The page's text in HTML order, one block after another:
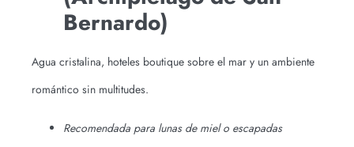
Bernardo)
Agua cristalina, hoteles boutique sobre el mar y un ambiente
romántico sin multitudes.
Recomendada para lunas de miel o escapadas